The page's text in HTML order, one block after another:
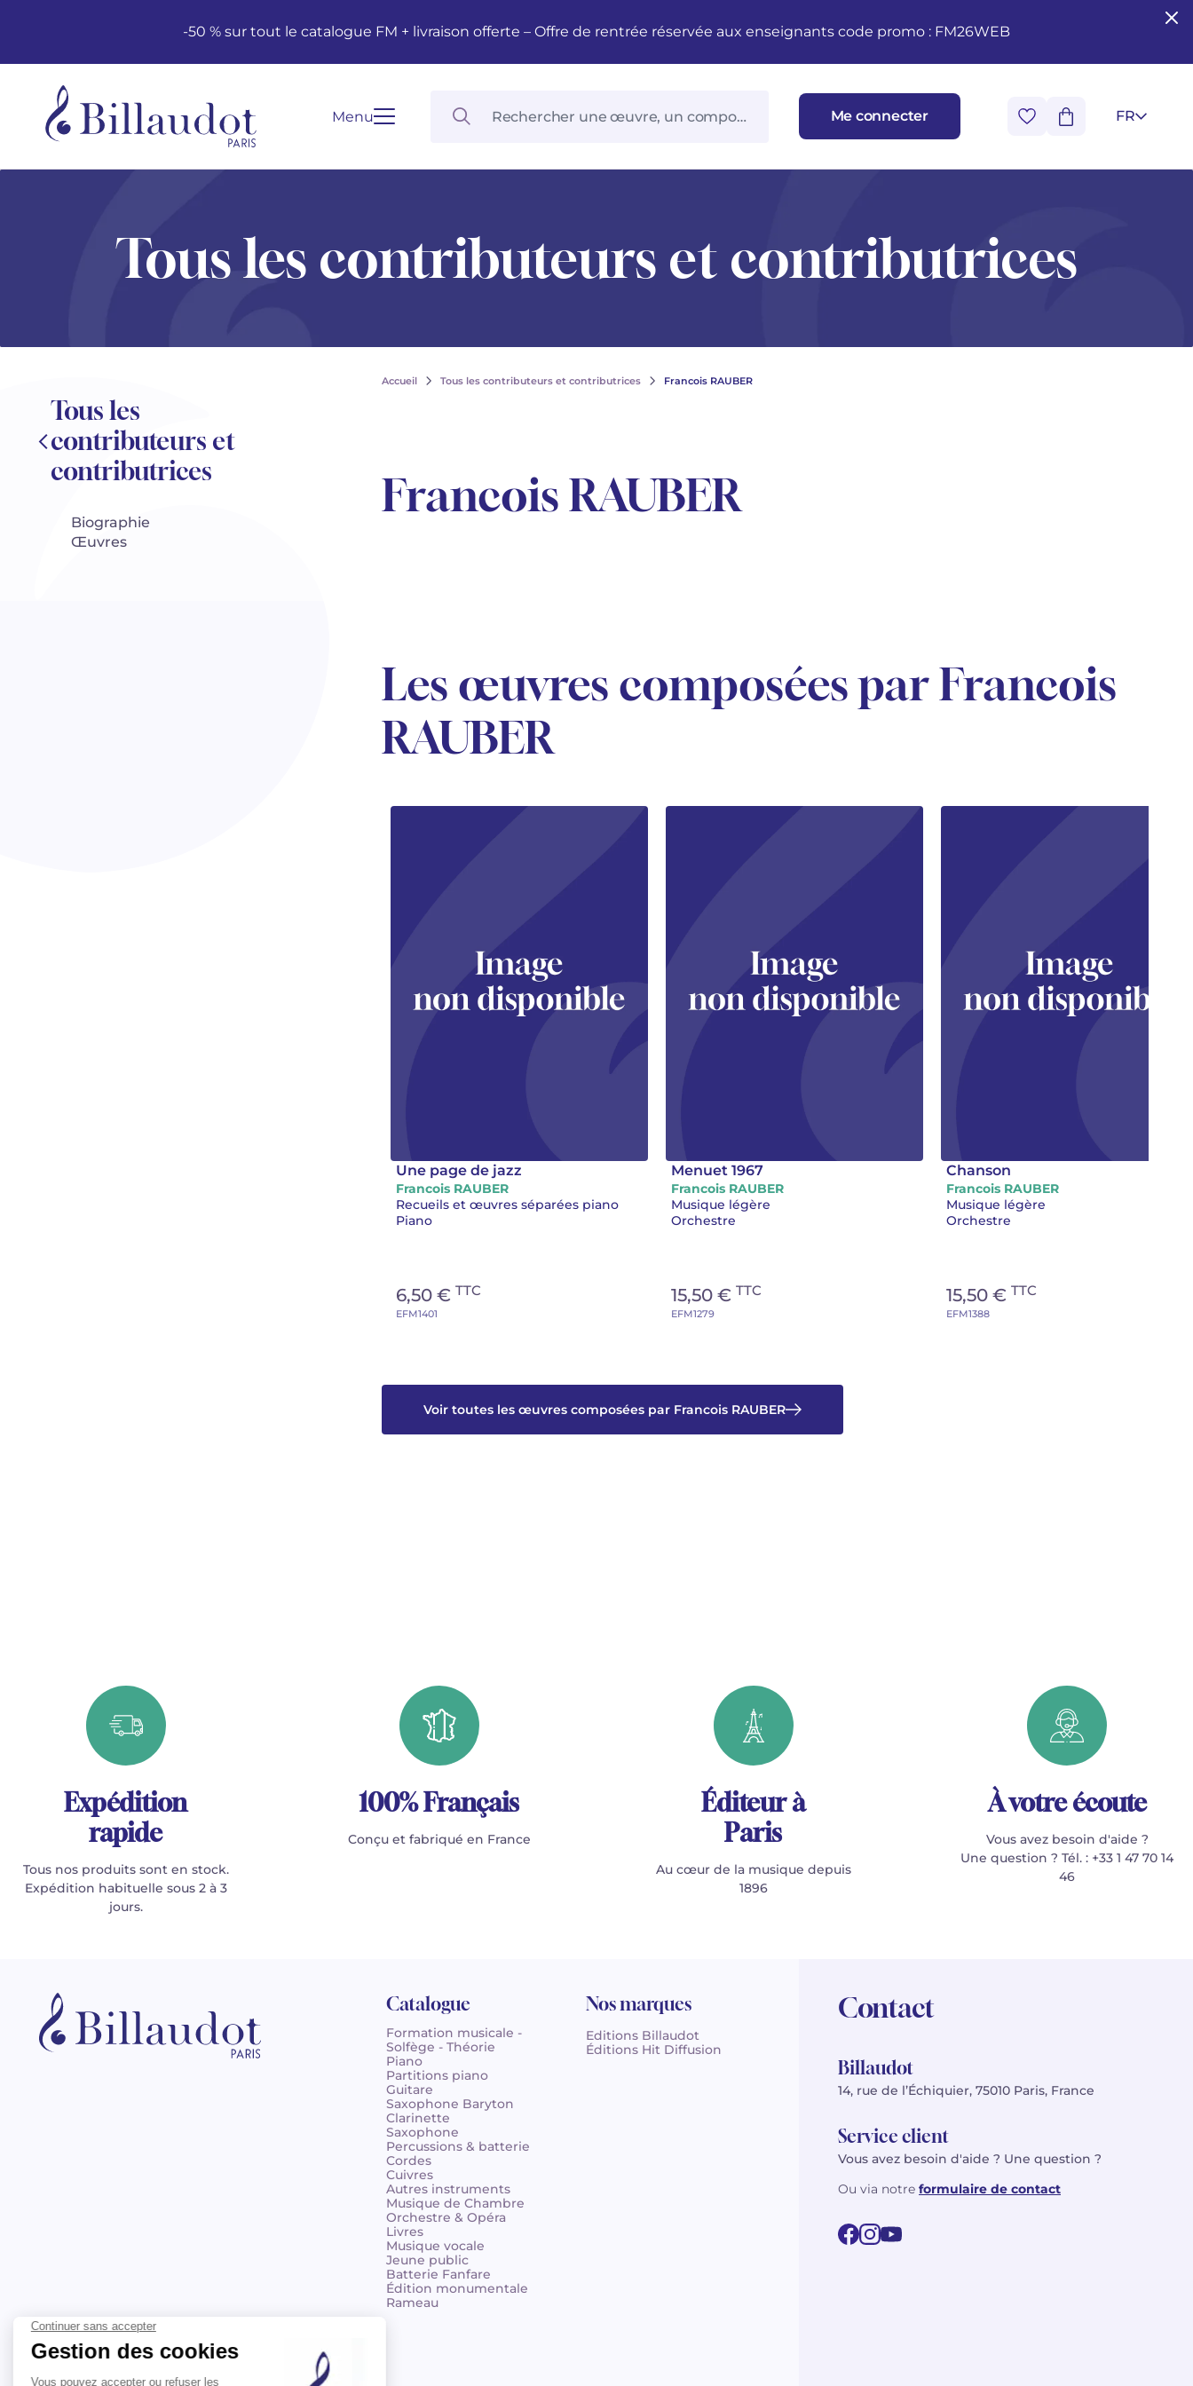
-50 % sur tout le catalogue FM + livraison offerte – Offre de rentrée réservée aux enseignants code promo : FM26WEB
Menu Me connecter FR
Tous les contributeurs et contributrices
Tous les
contributeurs et
contributrices
Biographie
Œuvres
Accueil Tous les contributeurs et contributrices Francois RAUBER
Francois RAUBER
Les œuvres composées par Francois
RAUBER
Une page de jazz
Francois RAUBER
Recueils et œuvres séparées piano
Piano
6,50 € TTC
EFM1401
Menuet 1967
Francois RAUBER
Musique légère
Orchestre
15,50 € TTC
EFM1279
Chanson
Francois RAUBER
Musique légère
Orchestre
15,50 € TTC
EFM1388
Voir toutes les œuvres composées par Francois RAUBER
Expédition
rapide
Tous nos produits sont en stock.
Expédition habituelle sous 2 à 3
jours.
100% Français
Conçu et fabriqué en France
Éditeur à
Paris
Au cœur de la musique depuis
1896
À votre écoute
Vous avez besoin d'aide ?
Une question ? Tél. : +33 1 47 70 14
46
Catalogue
Formation musicale -
Solfège - Théorie
Piano
Partitions piano
Guitare
Saxophone Baryton
Clarinette
Saxophone
Percussions & batterie
Cordes
Cuivres
Autres instruments
Musique de Chambre
Orchestre & Opéra
Livres
Musique vocale
Jeune public
Batterie Fanfare
Édition monumentale
Rameau
Nos marques
Editions Billaudot
Éditions Hit Diffusion
Contact
Billaudot
14, rue de l’Échiquier, 75010 Paris, France
Service client
Vous avez besoin d'aide ? Une question ?
Ou via notre formulaire de contact